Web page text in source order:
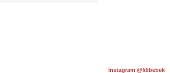
Instagram @lilibebek